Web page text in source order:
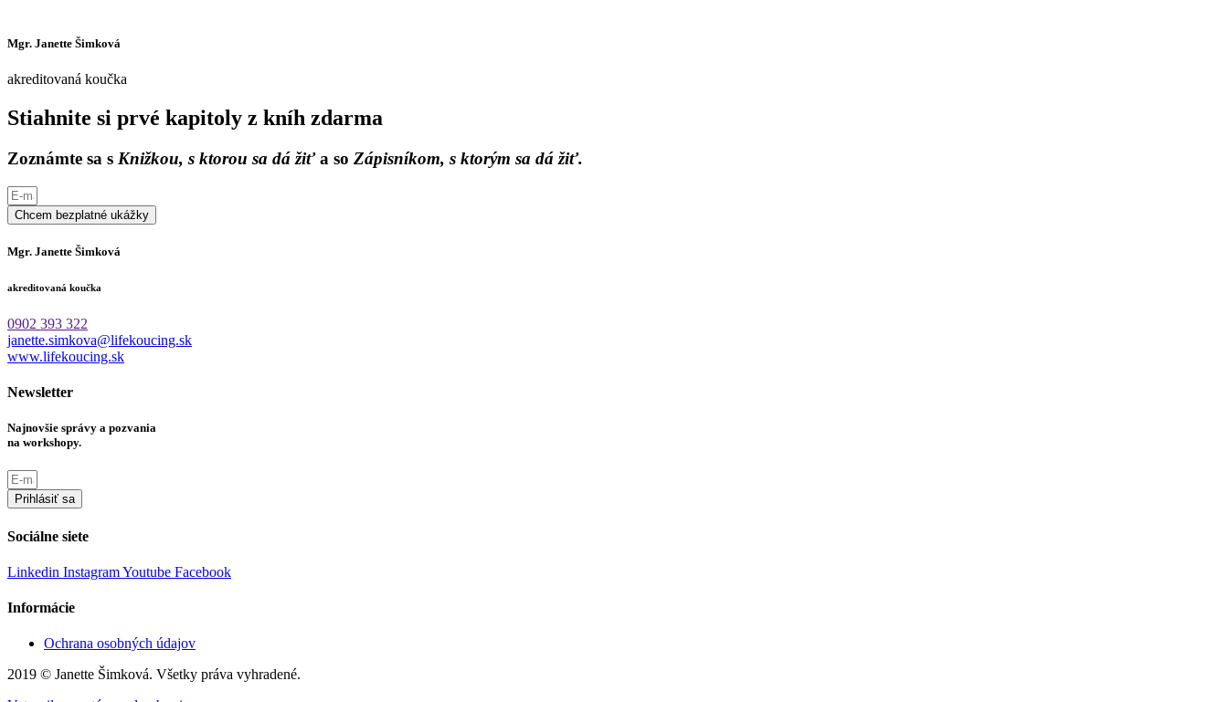
Mgr. Janette Šimková
akreditovaná koučka
Stiahnite si prvé kapitoly z kníh zdarma
Zoznámte sa s Knižkou, s ktorou sa dá žiťa so Zápisníkom, s ktorým sa dá žiť.
Chcem bezplatné ukážky
Mgr. Janette Šimková
akreditovaná koučka
0902 393 322
janette.simkova@lifekoucing.sk
www.lifekoucing.sk
Newsletter
Najnovšie správy a pozvania
na workshopy.
Prihlásiť sa
Sociálne siete
Linkedin InstagramYoutube Facebook
Informácie
Ochrana osobných údajov
2019 © Janette Šimková. Všetky práva vyhradené.